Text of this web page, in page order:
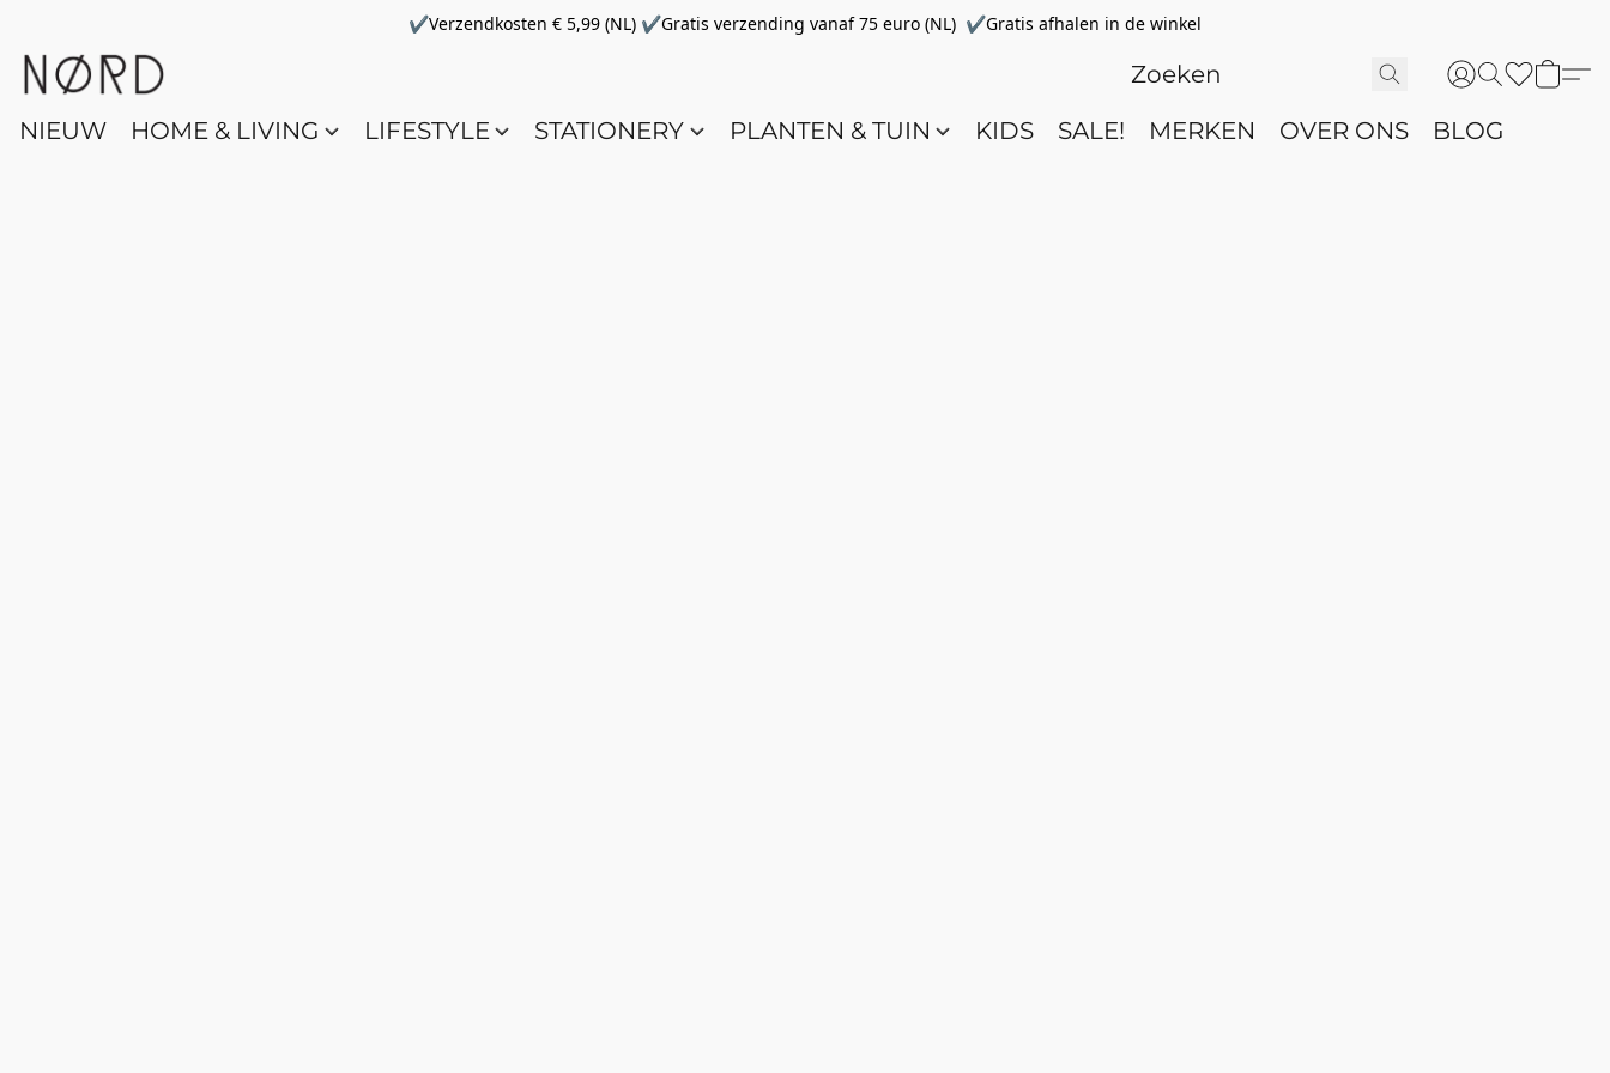
✔Verzendkosten € 5,99 (NL) ✔Gratis verzending vanaf 75 euro (NL) ✔Gratis afhalen in de winkel
NIEUW HOME & LIVING LIFESTYLE STATIONERY PLANTEN & TUIN KIDS SALE! MERKEN OVER ONS BLOG